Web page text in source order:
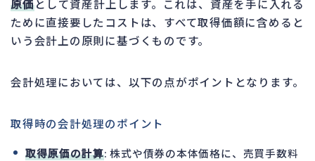
原価として資産計上します。これは、資産を手に入れる
ために直接要したコストは、すべて取得価額に含めると
いう会計上の原則に基づくものです。
会計処理においては、以下の点がポイントとなります。
取得時の会計処理のポイント
取得原価の計算: 株式や債券の本体価格に、売買手数料